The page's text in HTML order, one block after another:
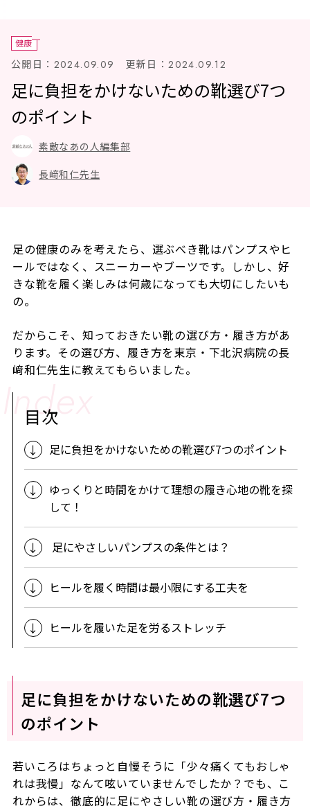
健康
公開日： 2024.09.09 更新日： 2024.09.12
足に負担をかけないための靴選び7つ
のポイント
素敵なあの人編集部
長﨑和仁先生
足の健康のみを考えたら、選ぶべき靴はパンプスやヒ
ールではなく、スニーカーやブーツです。しかし、好
きな靴を履く楽しみは何歳になっても大切にしたいも
の。
だからこそ、知っておきたい靴の選び方・履き方があ
ります。その選び方、履き方を東京・下北沢病院の長
﨑和仁先生に教えてもらいました。
目次
足に負担をかけないための靴選び7つのポイント
ゆっくりと時間をかけて理想の履き心地の靴を探
して！
足にやさしいパンプスの条件とは？
ヒールを履く時間は最小限にする工夫を
ヒールを履いた足を労るストレッチ
足に負担をかけないための靴選び7つ
のポイント
若いころはちょっと自慢そうに「少々痛くてもおしゃ
れは我慢」なんて呟いていませんでしたか？でも、こ
れからは、徹底的に足にやさしい靴の選び方・履き方